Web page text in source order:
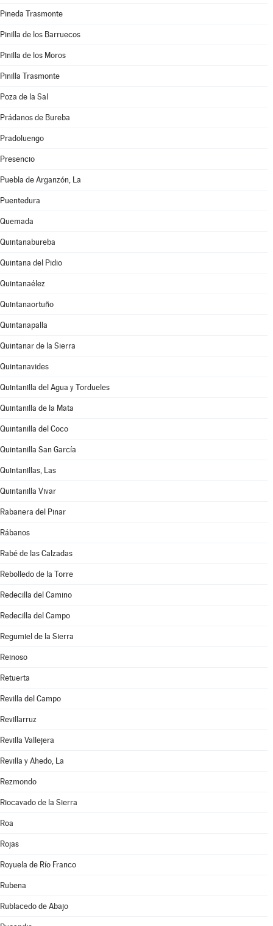
Pineda Trasmonte
Pinilla de los Barruecos
Pinilla de los Moros
Pinilla Trasmonte
Poza de la Sal
Prádanos de Bureba
Pradoluengo
Presencio
Puebla de Arganzón, La
Puentedura
Quemada
Quintanabureba
Quintana del Pidio
Quintanaélez
Quintanaortuño
Quintanapalla
Quintanar de la Sierra
Quintanavides
Quintanilla del Agua y Tordueles
Quintanilla de la Mata
Quintanilla del Coco
Quintanilla San García
Quintanillas, Las
Quintanilla Vivar
Rabanera del Pinar
Rábanos
Rabé de las Calzadas
Rebolledo de la Torre
Redecilla del Camino
Redecilla del Campo
Regumiel de la Sierra
Reinoso
Retuerta
Revilla del Campo
Revillarruz
Revilla Vallejera
Revilla y Ahedo, La
Rezmondo
Riocavado de la Sierra
Roa
Rojas
Royuela de Río Franco
Rubena
Rublacedo de Abajo